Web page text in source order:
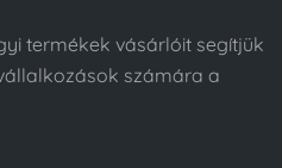
termékek vásárlóit segítjük
számára a